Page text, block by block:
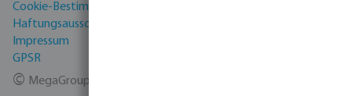
Cookie-Bestimmungen
Haftungsausschluss
Impressum
GPSR
© MegaGroup Trade 2026